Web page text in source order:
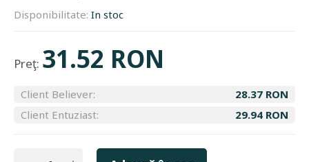
Disponibilitate: In stoc
Preţ: 31.52 RON
Client Believer:
28.37 RON
Client Entuziast:
29.94 RON